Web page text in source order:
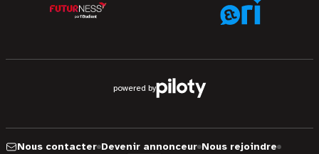
powered by
Nous contacter Devenir annonceur Nous rejoindre